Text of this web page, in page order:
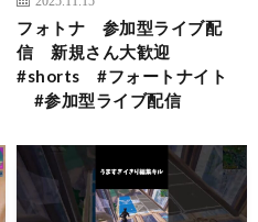
フォトナ 参加型ライブ配
信 新規さん大歓迎
#shorts #フォートナイト
#参加型ライブ配信